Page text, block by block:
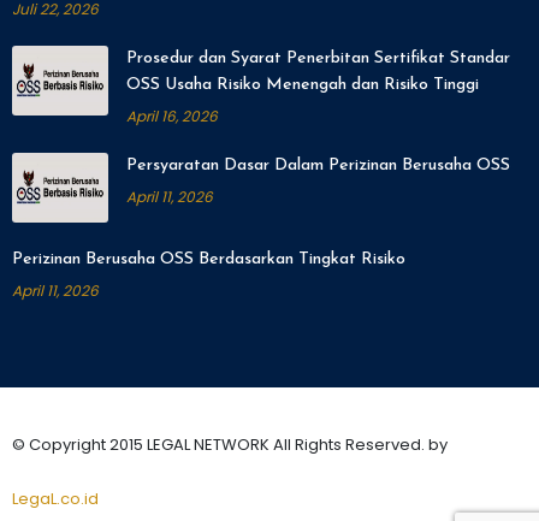
Juli 22, 2026
Prosedur dan Syarat Penerbitan Sertifikat Standar
OSS Usaha Risiko Menengah dan Risiko Tinggi
April 16, 2026
Persyaratan Dasar Dalam Perizinan Berusaha OSS
April 11, 2026
Perizinan Berusaha OSS Berdasarkan Tingkat Risiko
April 11, 2026
© Copyright 2015 LEGAL NETWORK All Rights Reserved. by
LegaL.co.id